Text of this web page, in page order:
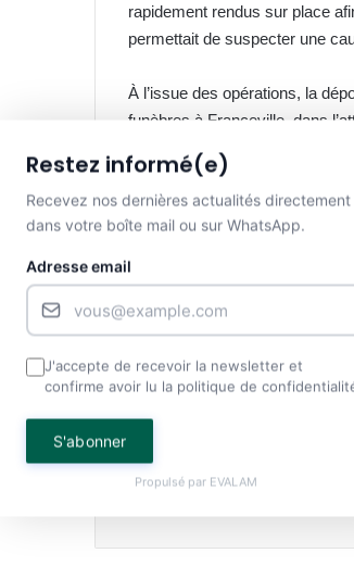
rapidement rendus sur place
permettait de suspecter une
À l’issue des opérations, la
funèbres à Franceville, dans
Un drame qui rappelle
Au-delà du choc suscité par
des maladies du foie.
peuvent rapidement devenir
Restez informé(e)
Recevez nos dernières actualités directement
dans votre boîte mail ou sur WhatsApp.
Adresse email
J'accepte de recevoir la newsletter et
confirme avoir lu la politique de
S'abonner
Propulsé par EVALAM